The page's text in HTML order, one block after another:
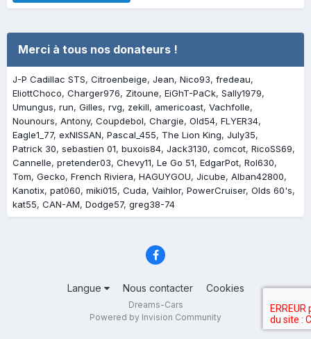
Merci à tous nos donateurs !
J-P Cadillac STS Citroenbeige Jean Nico93 fredeau
EliottChoco Charger976 Zitoune EiGhT-PaCk Sally1979
Umungus run Gilles rvg zekill americoast Vachfolle
Nounours Antony Coupdebol Chargie Old54 FLYER34
Eagle1_77 exNISSAN Pascal_455 The Lion King July35
Patrick 30 sebastien 01 buxois84 Jack3130 comcot RicoSS69
Cannelle pretender03 Chevy11 Le Go 51 EdgarPot Rol630
Tom Gecko French Riviera HAGUYGOU Jicube Alban42800
Kanotix pat060 miki015 Cuda Vaihlor PowerCruiser Olds 60's
kat55 CAN-AM Dodge57 greg38-74
Langue Nous contacter Cookies
Dreams-Cars
Powered by Invision Community